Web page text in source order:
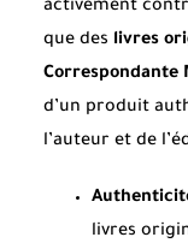
activement
que des livres
Correspondante
d’un produit
l’auteur et de
livres